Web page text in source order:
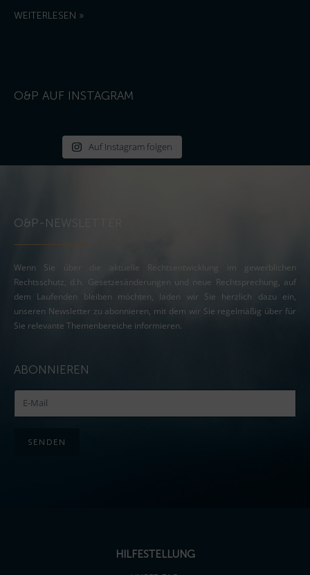
WEITERLESEN »
O&P AUF INSTAGRAM
Auf Instagram folgen
O&P-NEWSLETTER
Wenn Sie über die aktuelle Rechtsentwicklung im gewerblichen
Rechtsschutz, d.h. Gesetzesänderungen und neue Rechtsprechung, auf
dem Laufenden bleiben möchten, laden wir Sie herzlich dazu ein,
unseren Newsletter zu abonnieren, mit dem wir Sie regelmäßig über für
Sie relevante Themenbereiche informieren.
ABONNIEREN
SENDEN
HILFESTELLUNG